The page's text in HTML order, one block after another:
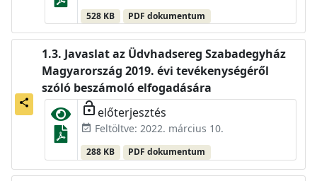
528 KB PDF dokumentum
share
Javaslat az Üdvhadsereg Szabadegyház
Magyarország 2019. évi tevékenységéről
szóló beszámoló elfogadására
lock_open előterjesztés
event_available Feltöltve: 2022. március 10.
288 KB PDF dokumentum